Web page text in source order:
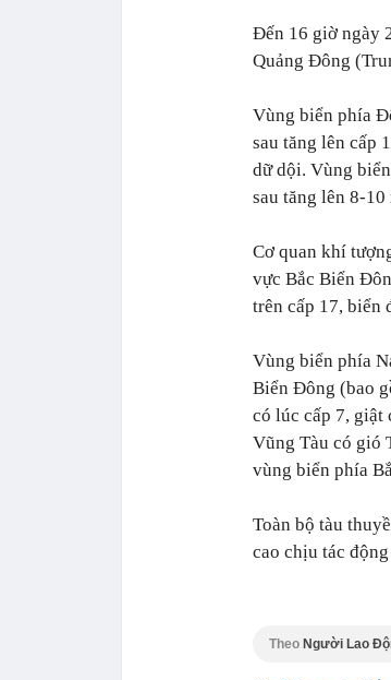
Đến 16 giờ ngày
Quảng Đông
Vùng biển phía
sau tăng lên cấp
dữ dội. Vùng
sau tăng lên 8-10
Cơ quan khí
vực Bắc Biển
trên cấp 17, biển
Vùng biển phía
Biển Đông (bao
có lúc cấp 7, giật
Vũng Tàu có gió
vùng biển phía
Toàn bộ tàu
cao chịu tác
Theo Người Lao